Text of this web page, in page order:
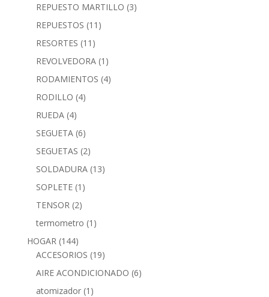
REPUESTO MARTILLO (3)
REPUESTOS (11)
RESORTES (11)
REVOLVEDORA (1)
RODAMIENTOS (4)
RODILLO (4)
RUEDA (4)
SEGUETA (6)
SEGUETAS (2)
SOLDADURA (13)
SOPLETE (1)
TENSOR (2)
termometro (1)
HOGAR (144)
ACCESORIOS (19)
AIRE ACONDICIONADO (6)
atomizador (1)